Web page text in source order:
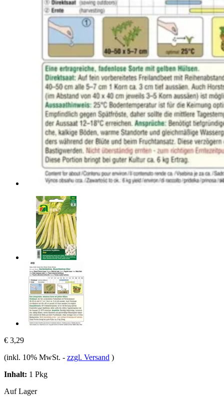
€ 3,29
(inkl. 10% MwSt. - zzgl. Versand )
Inhalt: 1 Pkg
Auf Lager